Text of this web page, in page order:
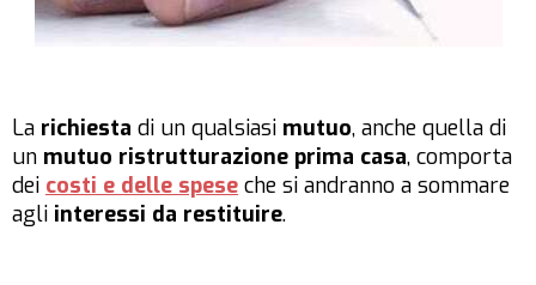
La richiesta di un qualsiasi mutuo, anche quella di
un mutuo ristrutturazione prima casa, comporta
dei costi e delle spese che si andranno a sommare
agli interessi da restituire.